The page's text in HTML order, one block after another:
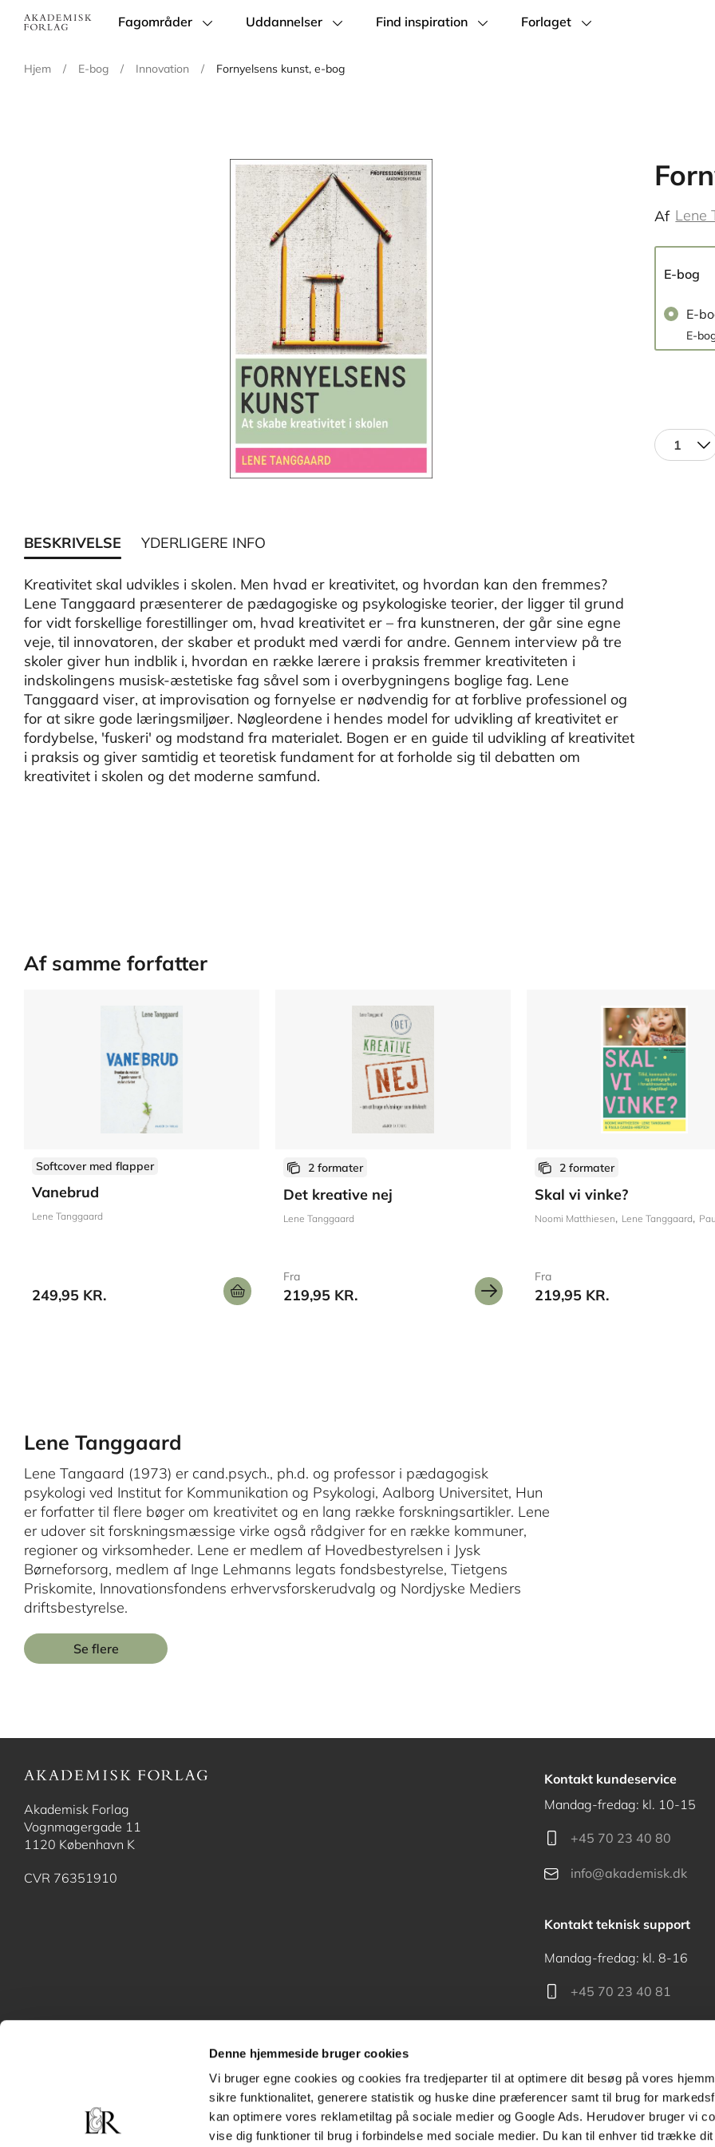
Denne hjemmeside bruger cookies
Vi bruger egne cookies og cookies fra tredjeparter til at optimere dit besøg på vores
sikre funktionalitet, generere statistik og huske dine præferencer samt til brug for
kan optimere vores reklametiltag på sociale medier og Google Ads. Herudover bruger vi
vise dig funktioner til brug i forbindelse med sociale medier. Du kan til enhver tid trække
Main
Fagområder Uddannelser Find inspiration Forlaget
Hjem / E-bog / Innovation / Fornyelsens kunst, e-bog
Af Lene
E-bog
E-
E-
1
BESKRIVELSE YDERLIGERE INFO
Kreativitet skal udvikles i skolen. Men hvad er kreativitet, og hvordan kan den fremmes?
Lene Tanggaard præsenterer de pædagogiske og psykologiske teorier, der ligger til grund
for vidt forskellige forestillinger om, hvad kreativitet er – fra kunstneren, der går sine egne
veje, til innovatoren, der skaber et produkt med værdi for andre. Gennem interview på tre
skoler giver hun indblik i, hvordan en række lærere i praksis fremmer kreativiteten i
indskolingens musisk-æstetiske fag såvel som i overbygningens boglige fag. Lene
Tanggaard viser, at improvisation og fornyelse er nødvendig for at forblive professionel og
for at sikre gode læringsmiljøer. Nøgleordene i hendes model for udvikling af kreativitet er
fordybelse, 'fuskeri' og modstand fra materialet. Bogen er en guide til udvikling af kreativitet
i praksis og giver samtidig et teoretisk fundament for at forholde sig til debatten om
kreativitet i skolen og det moderne samfund.
Af samme forfatter
Softcover med flapper
Vanebrud
Lene Tanggaard
249,95 KR.
2 formater
Det kreative nej
Lene Tanggaard
Fra
219,95 KR.
2 formater
Skal vi vinke?
Noomi Matthiesen Lene Tanggaard Paula
Fra
219,95 KR.
Lene Tanggaard
Lene Tangaard (1973) er cand.psych., ph.d. og professor i pædagogisk
psykologi ved Institut for Kommunikation og Psykologi, Aalborg Universitet, Hun
er forfatter til flere bøger om kreativitet og en lang række forskningsartikler. Lene
er udover sit forskningsmæssige virke også rådgiver for en række kommuner,
regioner og virksomheder. Lene er medlem af Hovedbestyrelsen i Jysk
Børneforsorg, medlem af Inge Lehmanns legats fondsbestyrelse, Tietgens
Priskomite, Innovationsfondens erhvervsforskerudvalg og Nordjyske Mediers
driftsbestyrelse.
Se flere
Akademisk Forlag
Vognmagergade 11
1120 København K
CVR 76351910
Kontakt kundeservice
Mandag-fredag: kl. 10-15
+45 70 23 40 80
info@akademisk.dk
Kontakt teknisk support
Mandag-fredag: kl. 8-16
+45 70 23 40 81
Kontakt receptionen